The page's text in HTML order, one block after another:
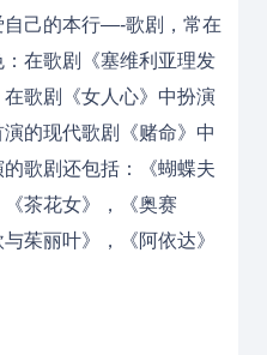
自己的本行—-歌剧，常在
在歌剧《塞维利亚理发
歌剧《女人心》中扮演
的现代歌剧《赌命》中
歌剧还包括：《蝴蝶夫
茶花女》，《奥赛
茱丽叶》，《阿依达》